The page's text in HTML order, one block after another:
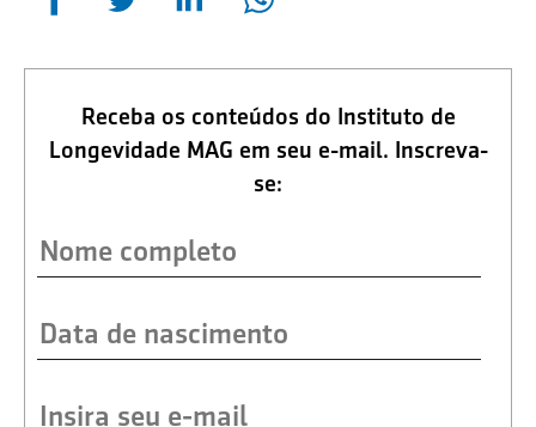
Receba os conteúdos do Instituto de
Longevidade MAG em seu e-mail. Inscreva-
se: